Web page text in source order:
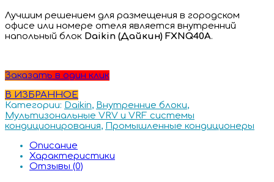
Лучшим решением для размещения в городском
офисе или номере отеля является внутренний
напольный блок Daikin (Дайкин) FXNQ40A.
Заказать в один клик
В ИЗБРАННОЕ
Категории: Daikin, Внутренние блоки,
Мультизональные VRV и VRF системы
кондиционирования, Промышленные кондиционеры
Описание
Характеристики
Отзывы (0)